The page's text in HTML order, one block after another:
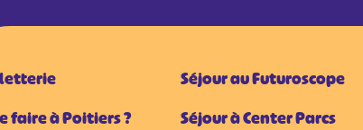
faire à Poitiers ?
Séjour au Futuroscope
Séjour à Center Parcs